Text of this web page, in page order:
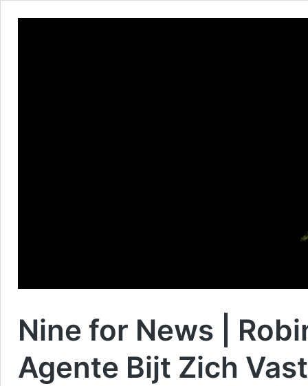
Nine for News |
Agente Bijt Zich